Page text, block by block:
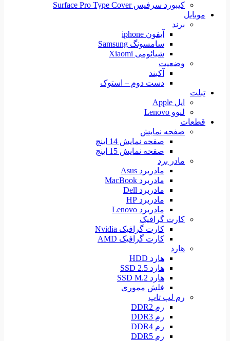
کیبورد سرفیس Surface Pro Type Cover
موبایل
برند
آیفون iphone
سامسونگ Samsung
شیائومی Xiaomi
وضعیت
آکبند
دست دوم – استوک
تبلت
اپل Apple
لنوو Lenovo
قطعات
صفحه نمایش
صفحه نمایش 14 اینچ
صفحه نمایش 15 اینج
مادر برد
مادربرد Asus
مادربرد MacBook
مادربرد Dell
مادربرد HP
مادربرد Lenovo
کارت گرافیک
کارت گرافیک Nvidia
کارت گرافیک AMD
هارد
هارد HDD
هارد SSD 2.5
هارد SSD M.2
فلش مموری
رم لپ تاپ
رم DDR2
رم DDR3
رم DDR4
رم DDR5